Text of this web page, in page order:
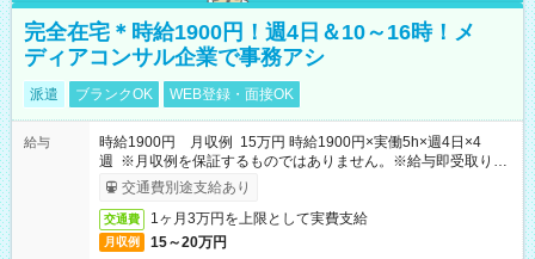
完全在宅＊時給1900円！週4日＆10～16時！メ
ディアコンサル企業で事務アシ
派遣 ブランクOK WEB登録・面接OK
給与
時給1900円 月収例 15万円 時給1900円×実働5h×週4日×4
週 ※月収例を保証するものではありません。※給与即受取りサ
ービス利用可（利用条件有）
交通費別途支給あり
交通費 1ヶ月3万円を上限として実費支給
月収例 15～20万円